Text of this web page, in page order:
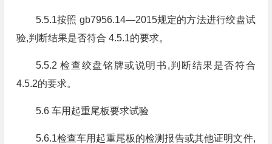
5.5.1按照 gb7956.14—2015规定的方法进行绞盘试
验,判断结果是否符合 4.5.1的要求。
5.5.2 检查绞盘铭牌或说明书,判断结果是否符合
4.5.2的要求。
5.6 车用起重尾板要求试验
5.6.1检查车用起重尾板的检测报告或其他证明文件,